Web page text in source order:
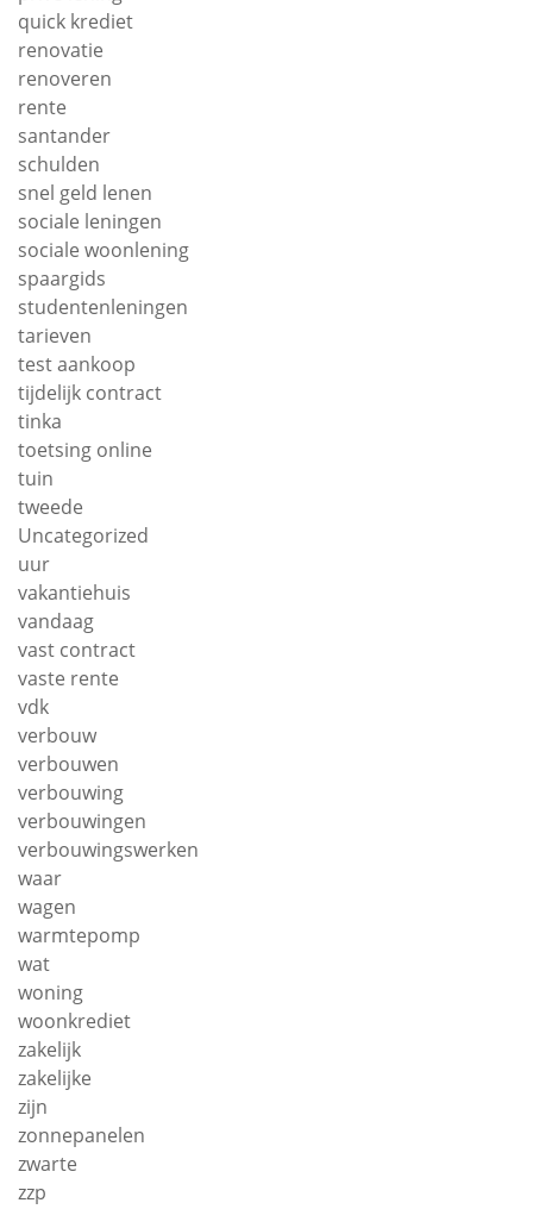
quick krediet
renovatie
renoveren
rente
santander
schulden
snel geld lenen
sociale leningen
sociale woonlening
spaargids
studentenleningen
tarieven
test aankoop
tijdelijk contract
tinka
toetsing online
tuin
tweede
Uncategorized
uur
vakantiehuis
vandaag
vast contract
vaste rente
vdk
verbouw
verbouwen
verbouwing
verbouwingen
verbouwingswerken
waar
wagen
warmtepomp
wat
woning
woonkrediet
zakelijk
zakelijke
zijn
zonnepanelen
zwarte
zzp